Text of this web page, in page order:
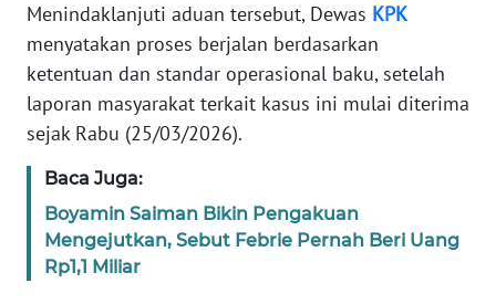
Menindaklanjuti aduan tersebut, Dewas KPK
menyatakan proses berjalan berdasarkan
ketentuan dan standar operasional baku, setelah
laporan masyarakat terkait kasus ini mulai diterima
sejak Rabu (25/03/2026).
Baca Juga:
Boyamin Saiman Bikin Pengakuan
Mengejutkan, Sebut Febrie Pernah Beri Uang
Rp1,1 Miliar
INFO
IKLAN
TENTANG
KAMI
PEDOMAN
MEDIA
SIBER